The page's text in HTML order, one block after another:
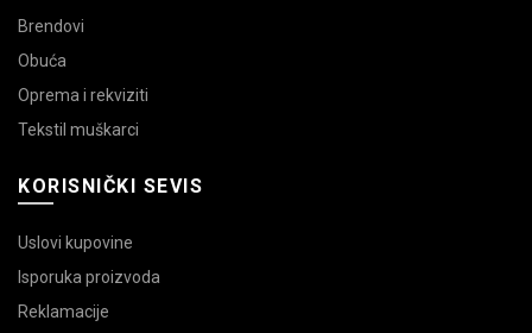
Brendovi
Obuća
Oprema i rekviziti
Tekstil muškarci
KORISNIČKI SEVIS
Uslovi kupovine
Isporuka proizvoda
Reklamacije